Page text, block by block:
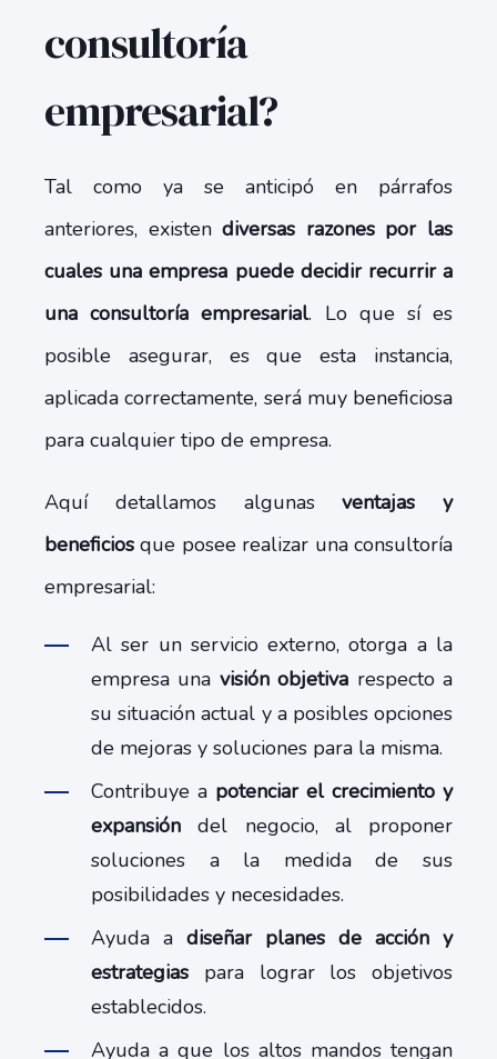
consultoría
empresarial?
Tal como ya se anticipó en párrafos
anteriores, existendiversas razones por las
cuales una empresa puede decidir recurrir a
una consultoría empresarial. Lo que sí es
posible asegurar, es que esta instancia,
aplicada correctamente, será muy beneficiosa
para cualquier tipo de empresa.
Aquí detallamos algunasventajas y
beneficios que posee realizar una consultoría
empresarial:
Al ser un servicio externo, otorga a la
empresa una visión objetiva respecto a
su situación actual y a posibles opciones
de mejoras y soluciones para la misma.
Contribuye a potenciar el crecimiento y
expansión del negocio, al proponer
soluciones a la medida de sus
posibilidades y necesidades.
Ayuda a diseñar planes de acción y
estrategias para lograr los objetivos
establecidos.
Ayuda a que los altos mandos tengan